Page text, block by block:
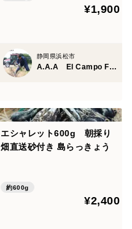
¥1,900
静岡県浜松市
A.A.A El Campo Farm
エシャレット600g 朝採り
畑直送砂付き 島らっきょう
約600g
¥2,400